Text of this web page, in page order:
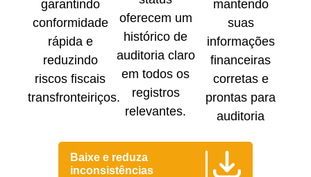
garantindo
conformidade
rápida e
reduzindo
riscos fiscais
transfronteiriços.
oferecem um
histórico de
auditoria claro
em todos os
registros
relevantes.
mantendo
suas
informações
financeiras
corretas e
prontas para
auditoria
Baixe e reduza
inconsistências